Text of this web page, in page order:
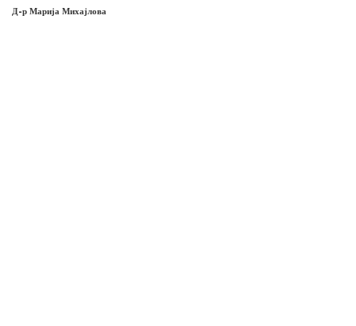
Д-р Марија Михајлова